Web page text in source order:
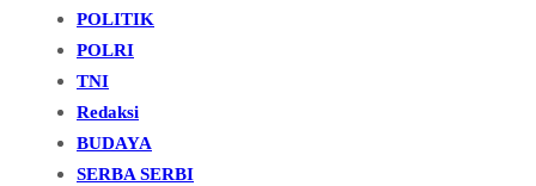
POLITIK
POLRI
TNI
Redaksi
BUDAYA
SERBA SERBI